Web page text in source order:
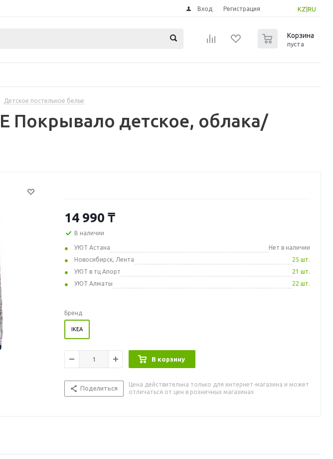
KZ RU
Вход Регистрация
Корзина
пуста
Детское постельное белье
Покрывало детское, облака/
14 990 ₸
В наличии
УЮТ Астана
Нет в наличии
Новосибирск, Лента
25 шт.
УЮТ в тц Апорт
21 шт.
УЮТ Алматы
22 шт.
Бренд
IKEA
В корзину
Поделиться
Цена действительна только для интернет-магазина и может
отличаться от цен в розничных магазинах